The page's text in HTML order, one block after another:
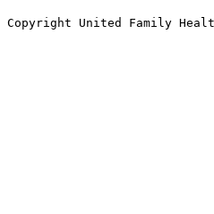
Copyright United Family